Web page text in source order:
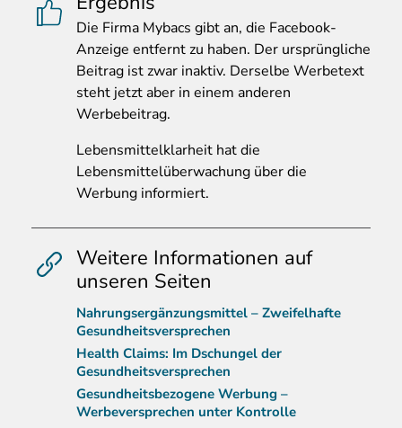
Die Firma Mybacs gibt an, die Facebook-
Anzeige entfernt zu haben. Der ursprüngliche
Beitrag ist zwar inaktiv. Derselbe Werbetext
steht jetzt aber in einem anderen
Werbebeitrag.
Lebensmittelklarheit hat die
Lebensmittelüberwachung über die
Werbung informiert.
Weitere Informationen auf
unseren Seiten
Nahrungsergänzungsmittel – Zweifelhafte
Gesundheitsversprechen
Health Claims: Im Dschungel der
Gesundheitsversprechen
Gesundheitsbezogene Werbung –
Werbeversprechen unter Kontrolle